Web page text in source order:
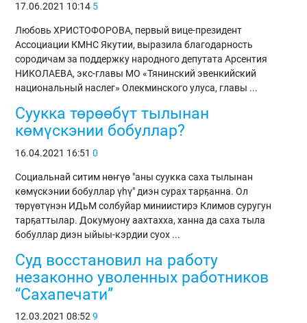
17.06.2021 10:14 5
Любовь ХРИСТОФОРОВА, первый вице-президент
Ассоциации КМНС Якутии, выразила благодарность
сородичам за поддержку народного депутата Арсентия
НИКОЛАЕВА, экс-главы МО «Тянинский эвенкийский
национальный наслег» Олекминского улуса, главы ...
Суукка төрөөбүт тылынан
көмүскэнии бобуллар?
16.04.2021 16:51 0
Социальнай ситим нөҥүө "аны суукка саха тылынан
көмүскэнии бобуллар үһү" диэн сурах тарҕанна. Ол
төрүөтүнэн ИДьМ солбуйар миниистирэ Климов суругун
тарҕаттылар. Докумуону аахтахха, ханна да саха тыла
бобуллар диэн ыйыы-кэрдии суох ...
Суд восстановил на работу
незаконно уволенных работников
“Сахапечати”
12.03.2021 08:52 9